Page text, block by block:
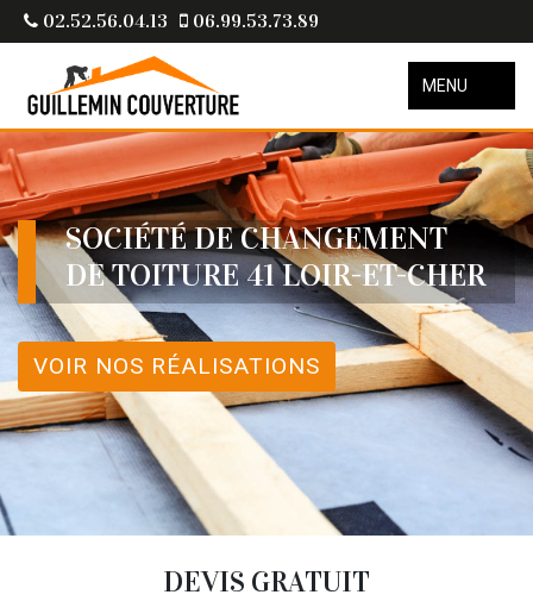
02.52.56.04.13 06.99.53.73.89
MENU
SOCIÉTÉ DE CHANGEMENT
DE TOITURE 41 LOIR-ET-CHER
VOIR NOS RÉALISATIONS
DEVIS GRATUIT